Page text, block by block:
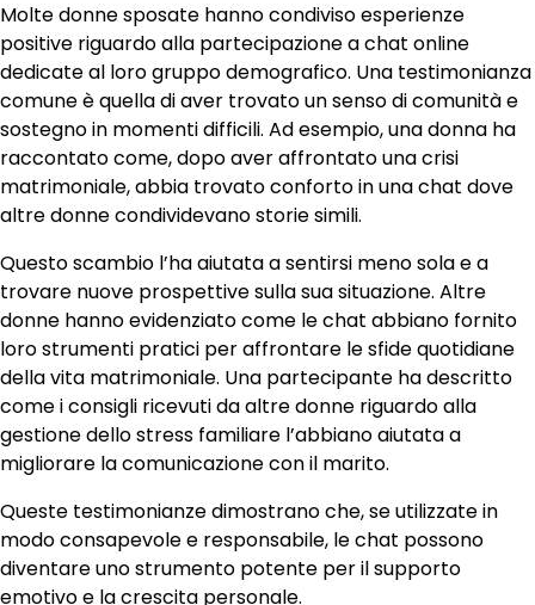
Molte donne sposate hanno condiviso esperienze
positive riguardo alla partecipazione a chat online
dedicate al loro gruppo demografico. Una testimonianza
comune è quella di aver trovato un senso di comunità e
sostegno in momenti difficili. Ad esempio, una donna ha
raccontato come, dopo aver affrontato una crisi
matrimoniale, abbia trovato conforto in una chat dove
altre donne condividevano storie simili.
Questo scambio l’ha aiutata a sentirsi meno sola e a
trovare nuove prospettive sulla sua situazione. Altre
donne hanno evidenziato come le chat abbiano fornito
loro strumenti pratici per affrontare le sfide quotidiane
della vita matrimoniale. Una partecipante ha descritto
come i consigli ricevuti da altre donne riguardo alla
gestione dello stress familiare l’abbiano aiutata a
migliorare la comunicazione con il marito.
Queste testimonianze dimostrano che, se utilizzate in
modo consapevole e responsabile, le chat possono
diventare uno strumento potente per il supporto
emotivo e la crescita personale.